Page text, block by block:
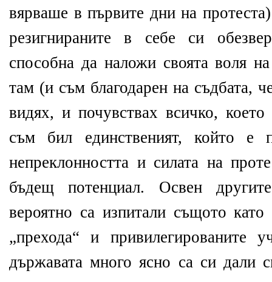
вярваше в първите дни на
резигнираните в себе си
способна да наложи своята воля
там (и съм благодарен на съдбата,
видях, и почувствах всичко,
съм бил единственият, който е
непреклонността и силата на
бъдещ потенциал. Освен
вероятно са изпитали същото
„прехода“ и привилегированите
държавата много ясно са си дали